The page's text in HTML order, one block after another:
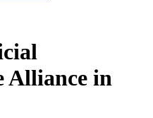
Alliance in